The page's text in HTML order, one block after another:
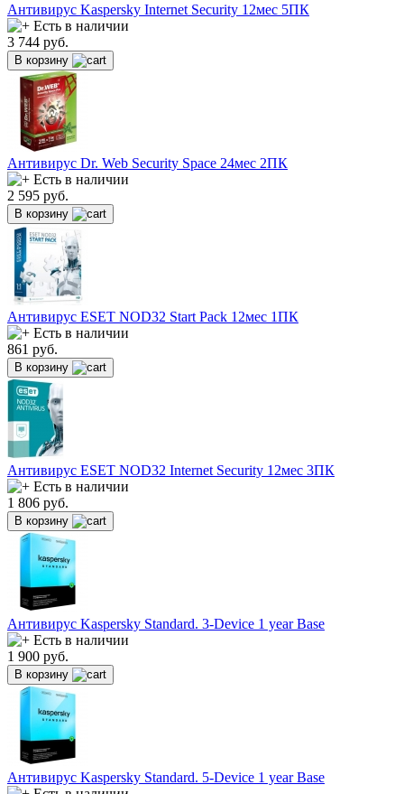
Антивирус Kaspersky Internet Security 12мес 5ПК
Есть в наличии
3 744 руб.
В корзину
Антивирус Dr. Web Security Space 24мес 2ПК
Есть в наличии
2 595 руб.
В корзину
Антивирус ESET NOD32 Start Pack 12мес 1ПК
Есть в наличии
861 руб.
В корзину
Антивирус ESET NOD32 Internet Security 12мес 3ПК
Есть в наличии
1 806 руб.
В корзину
Антивирус Kaspersky Standard. 3-Device 1 year Base
Есть в наличии
1 900 руб.
В корзину
Антивирус Kaspersky Standard. 5-Device 1 year Base